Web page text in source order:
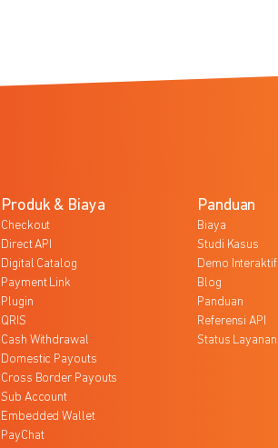
Produk & Biaya
Checkout
Direct API
Digital Catalog
Payment Link
Plugin
QRIS
Cash Withdrawal
Domestic Payouts
Cross Border Payouts
Sub Account
Embedded Wallet
PayChat
Panduan
Biaya
Studi Kasus
Demo Interaktif
Blog
Panduan
Referensi API
Status Layanan